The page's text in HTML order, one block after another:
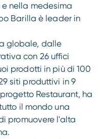
e nella medesima
Barilla è leader in
globale, dalle
con 26 uffici
prodotti in più di 100
siti produttivi in 9
Restaurant, ha
il mondo una
promuovere l'alta